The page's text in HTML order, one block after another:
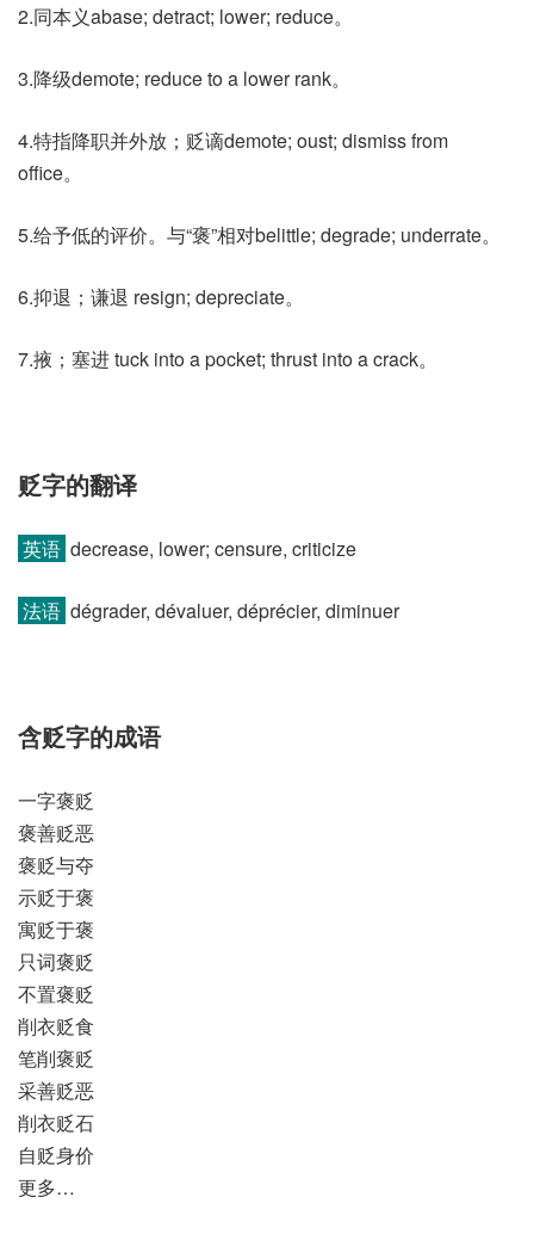
2.同本义abase; detract; lower; reduce。
3.降级demote; reduce to a lower rank。
4.特指降职并外放；贬谪demote; oust; dismiss from
office。
5.给予低的评价。与“褒”相对belittle; degrade; underrate。
6.抑退；谦退 resign; depreciate。
7.掖；塞进 tuck into a pocket; thrust into a crack。
贬字的翻译
英语 decrease, lower; censure, criticize
法语 dégrader, dévaluer, déprécier, diminuer
含贬字的成语
一字褒贬
褒善贬恶
褒贬与夺
示贬于褒
寓贬于褒
只词褒贬
不置褒贬
削衣贬食
笔削褒贬
采善贬恶
削衣贬石
自贬身价
更多…